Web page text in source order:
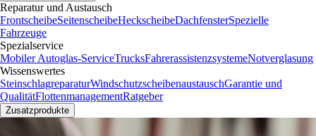
Reparatur und Austausch
FrontscheibeSeitenscheibeHeckscheibeDachfensterSpezielle
Fahrzeuge
Spezialservice
Mobiler Autoglas-ServiceTrucksFahrerassistenzsystemeNotverglasung
Wissenswertes
SteinschlagreparaturWindschutzscheibenaustauschGarantie und
QualitätFlottenmanagementRatgeber
Zusatzprodukte